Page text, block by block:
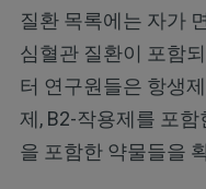
질환 목록에는 자가
심혈관 질환이 포함
터 연구원들은 항생
제, B2-작용제를 포
을 포함한 약물들을